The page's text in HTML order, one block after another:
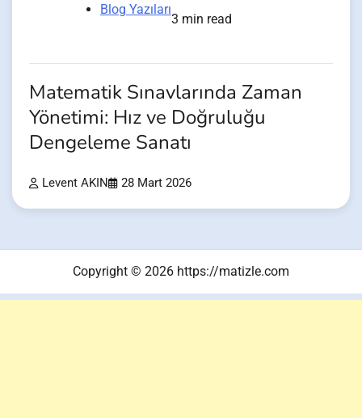
Blog Yazıları
3 min read
Matematik Sınavlarında Zaman
Yönetimi: Hız ve Doğruluğu
Dengeleme Sanatı
Levent AKIN 28 Mart 2026
Copyright © 2026 https://matizle.com